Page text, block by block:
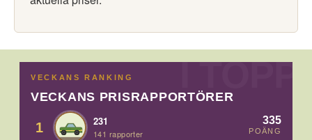
VECKANS RANKING
VECKANS PRISRAPPORTÖRER
1 231
141 rapporter
335
POÄNG